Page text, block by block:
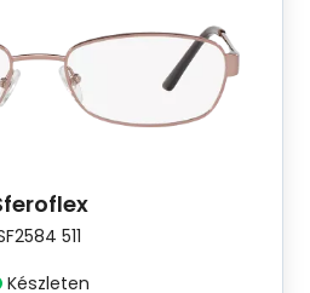
511
Készleten